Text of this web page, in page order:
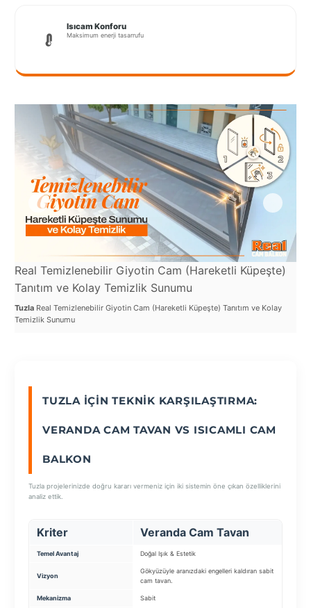
Isıcam Konforu
Maksimum enerji tasarrufu
Real Temizlenebilir Giyotin Cam (Hareketli Küpeşte)
Tanıtım ve Kolay Temizlik Sunumu
Tuzla Real Temizlenebilir Giyotin Cam (Hareketli Küpeşte) Tanıtım ve Kolay
Temizlik Sunumu
TUZLA İÇIN TEKNIK KARŞILAŞTIRMA:
VERANDA CAM TAVAN VS ISICAMLI CAM
BALKON
Tuzla projelerinizde doğru kararı vermeniz için iki sistemin öne çıkan özelliklerini
analiz ettik.
Kriter Veranda Cam Tavan
Temel Avantaj Doğal Işık & Estetik
Vizyon
Gökyüzüyle aranızdaki engelleri kaldıran sabit
cam tavan.
Mekanizma Sabit
Rize
Sivas
switzerland
Tilburg
Van
Yalova
VAZGEÇ